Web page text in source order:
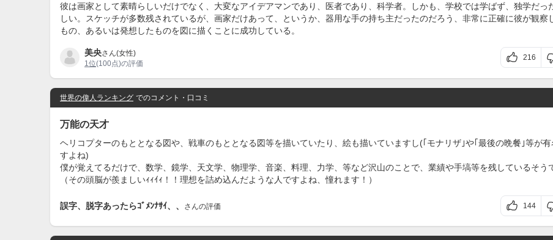
彼は画家として素晴らしいだけでなく、大変なアイデアマンであり、医者であり、科学者。しかも、学校では学ばず、独学だっ
しい。スケッチが多数残されているが、画家だけあって、というか、器用な手の持ち主だったのだろう、非常に正確に彼が観察
もの、あるいは発想したものを図に描くことに成功している。
美央さん(女性)
1位(100点)の評価
216
世界の偉人ランキング でのコメント・口コミ
万能の天才
ヘリコプターのもととなる図や、戦車のもととなる図等を描いていたり、絵も描いていますし(｢モナリザ｣や｢最後の晩餐｣等が有
すよね)
僕が覚えてるだけで、数学、鏡学、天文学、物理学、音楽、料理、力学、等など沢山のことで、業績や手塙等を残しているそう
（その頭脳が羨ましいｨｨｲｨ！！理想を詰め込んだような人ですよね、憧れます！）
誤字、脱字あったらｺﾞﾒﾝﾅｻｲ、、 さんの評価 144